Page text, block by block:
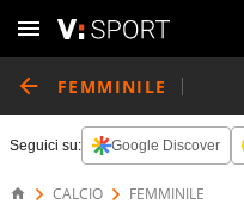
FEMMINILE
Seguici su: Google Discover
CALCIO FEMMINILE